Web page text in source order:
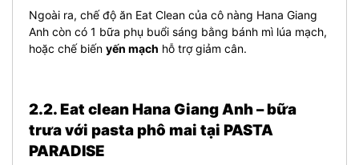
Ngoài ra, chế độ ăn Eat Clean của cô nàng Hana Giang
Anh còn có 1 bữa phụ buổi sáng bằng bánh mì lúa mạch,
hoặc chế biến yến mạch hỗ trợ giảm cân.
2.2. Eat clean Hana Giang Anh – bữa
trưa với pasta phô mai tại PASTA
PARADISE